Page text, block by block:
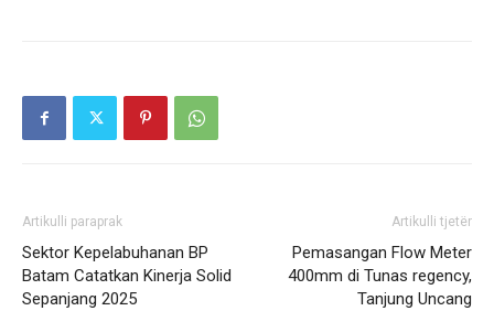
Artikulli paraprak
Sektor Kepelabuhanan BP
Batam Catatkan Kinerja Solid
Sepanjang 2025
Artikulli tjetër
Pemasangan Flow Meter
400mm di Tunas regency,
Tanjung Uncang